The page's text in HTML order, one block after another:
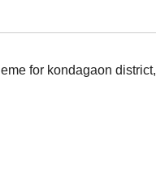
for kondagaon district,